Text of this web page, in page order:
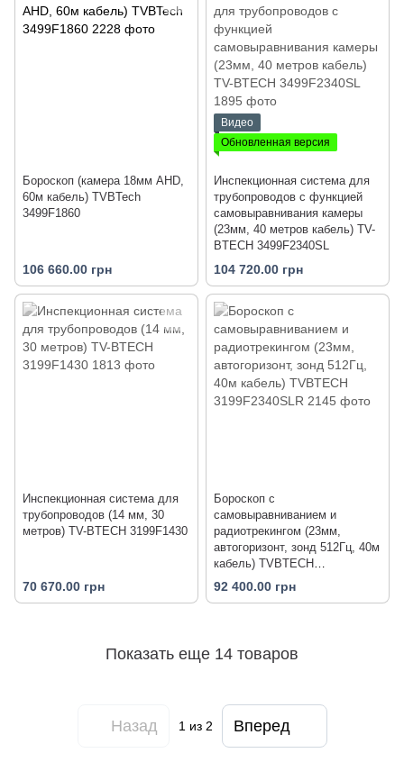
Бороскоп (камера 18мм AHD,
60м кабель) TVBTech
3499F1860
106 660.00 грн
Видео
Обновленная версия
Инспекционная система для
трубопроводов с функцией
самовыравнивания камеры
(23мм, 40 метров кабель) TV-
BTECH 3499F2340SL
104 720.00 грн
Инспекционная система для
трубопроводов (14 мм, 30
метров) TV-BTECH 3199F1430
70 670.00 грн
Бороскоп с
самовыравниванием и
радиотрекингом (23мм,
автогоризонт, зонд 512Гц, 40м
кабель) TVBTECH
3199F2340SLR
92 400.00 грн
Показать еще 14 товаров
Назад 1из 2 Вперед